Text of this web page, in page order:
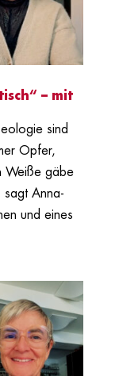
– mit
sind
Opfer,
Weiße gäbe
sagt Anna-
und eines